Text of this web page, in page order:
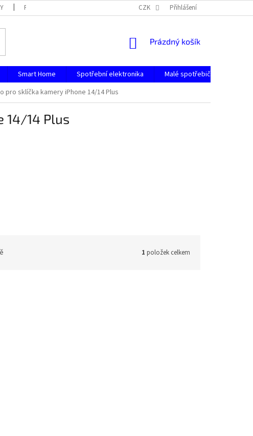
PODMÍNKY OCHRANY OSOBNÍCH ÚDAJŮ CZK Přihlášení
NÁKUPNÍ
Prázdný košík
Smart Home Spotřební elektronika Malé spotřebiče
pro sklíčka kamery iPhone 14/14 Plus
14/14 Plus
1 položek celkem